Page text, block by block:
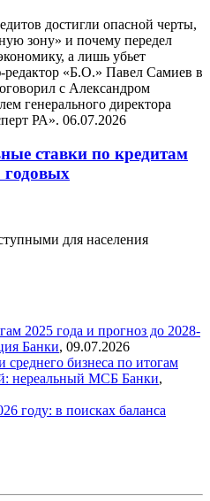
достигли опасной черты,
зону» и почему передел
а лишь убьет
«Б.О.» Павел Самиев в
с Александром
генерального директора
РА». 06.07.2026
ставки по кредитам
годовых
для населения
2025 года и прогноз до 2028-
Банки, 09.07.2026
бизнеса по итогам
й: нереальный МСБ Банки,
году: в поисках баланса